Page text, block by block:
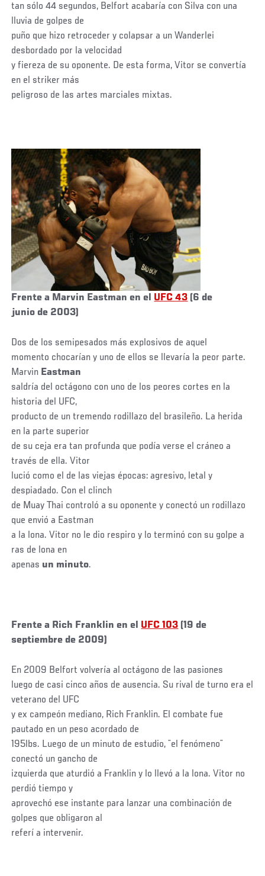
tan sólo 44 segundos, Belfort acabaría con Silva con una
lluvia de golpes de
puño que hizo retroceder y colapsar a un Wanderlei
desbordado por la velocidad
y fiereza de su oponente. De esta forma, Vitor se convertía
en el striker más
peligroso de las artes marciales mixtas.
Frente a Marvin Eastman en el UFC 43 (6 de
junio de 2003)
Dos de los semipesados más explosivos de aquel
momento chocarían y uno de ellos se llevaría la peor parte.
Marvin Eastman
saldría del octágono con uno de los peores cortes en la
historia del UFC,
producto de un tremendo rodillazo del brasileño. La herida
en la parte superior
de su ceja era tan profunda que podía verse el cráneo a
través de ella. Vitor
lució como el de las viejas épocas: agresivo, letal y
despiadado. Con el clinch
de Muay Thai controló a su oponente y conectó un rodillazo
que envió a Eastman
a la lona. Vitor no le dio respiro y lo terminó con su golpe a
ras de lona en
apenas un minuto.
Frente a Rich Franklin en el UFC 103 (19 de
septiembre de 2009)
En 2009 Belfort volvería al octágono de las pasiones
luego de casi cinco años de ausencia. Su rival de turno era el
veterano del UFC
y ex campeón mediano, Rich Franklin. El combate fue
pautado en un peso acordado de
195lbs. Luego de un minuto de estudio, ¨el fenómeno¨
conectó un gancho de
izquierda que aturdió a Franklin y lo llevó a la lona. Vitor no
perdió tiempo y
aprovechó ese instante para lanzar una combinación de
golpes que obligaron al
referí a intervenir.